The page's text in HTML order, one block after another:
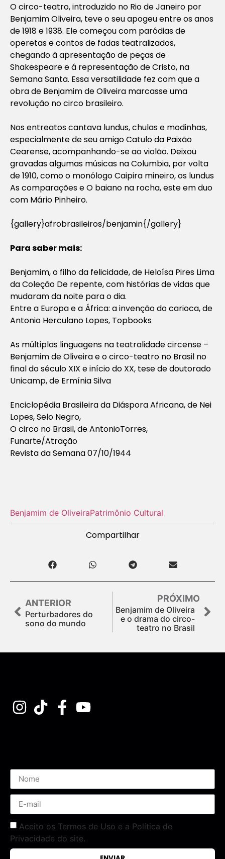
O circo-teatro, introduzido no Rio de Janeiro por
Benjamim Oliveira, teve o seu apogeu entre os anos
de 1918 e 1938. Ele começou com paródias de
operetas e contos de fadas teatralizados,
chegando à apresentação de peças de
Shakespeare e á representação de Cristo, na
Semana Santa. Essa versatilidade fez com que a
obra de Benjamim de Oliveira marcasse uma
revolução no circo brasileiro.
Nos entreatos cantava lundus, chulas e modinhas,
especialmente de seu amigo Catulo da Paixão
Cearense, acompanhando-se ao violão. Deixou
gravadas algumas músicas na Columbia, por volta
de 1910, como o monólogoCaipira mineiro, os lundus
As comparaçõeseO baiano na rocha, este em duo
com Mário Pinheiro.
{gallery}afrobrasileiros/benjamin{/gallery}
Para saber mais:
Benjamim, o filho da felicidade, de Heloísa Pires Lima
da Coleção De repente, com histórias de vidas que
mudaram da noite para o dia.
Entre a Europa e a África: a invenção do carioca, de
Antonio Herculano Lopes, Topbooks
As múltiplas linguagens na teatralidade circense –
Benjamim de Oliveira e o circo-teatro no Brasil no
final do século XIX e início do XX, tese de doutorado
Unicamp, de Ermínia Silva
Enciclopédia Brasileira da Diáspora Africana, de Nei
Lopes,Selo Negro,
O circo no Brasil, de AntonioTorres,
Funarte/Atração
Revista da Semana 07/10/1944
Benjamim de OliveiraPatrimônio Cultural
Compartilhar
ANTERIOR
Perturbadores do
sono do mundo
PRÓXIMO
Benjamim de Oliveira
e o drama do circo-
teatro no Brasil
Aceito os Termos de Uso e a Política de
Privacidade do site.